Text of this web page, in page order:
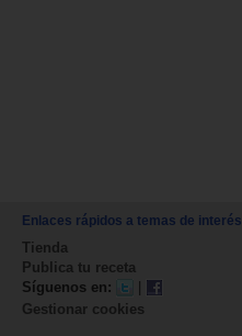
Enlaces rápidos a temas de interés
Tienda
Publica tu receta
Síguenos en:
|
Gestionar cookies